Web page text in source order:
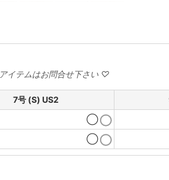
7号 (S) US2
◯
◯